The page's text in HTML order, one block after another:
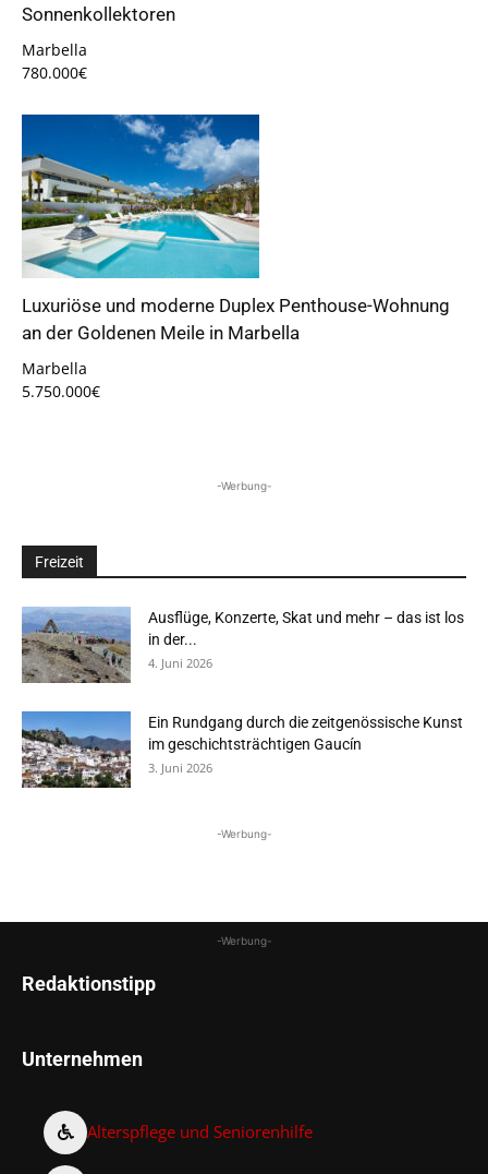
Sonnenkollektoren
Marbella
780.000€
Luxuriöse und moderne Duplex Penthouse-Wohnung
an der Goldenen Meile in Marbella
Marbella
5.750.000€
-Werbung-
Freizeit
Ausflüge, Konzerte, Skat und mehr – das ist los
in der...
4. Juni 2026
Ein Rundgang durch die zeitgenössische Kunst
im geschichtsträchtigen Gaucín
3. Juni 2026
-Werbung-
-Werbung-
Redaktionstipp
Unternehmen
Alterspflege und Seniorenhilfe